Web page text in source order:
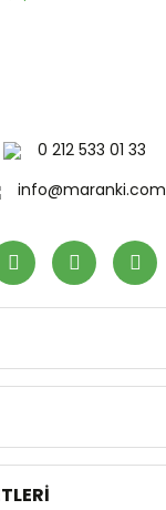
0 212 533 01 33
info@maranki.com